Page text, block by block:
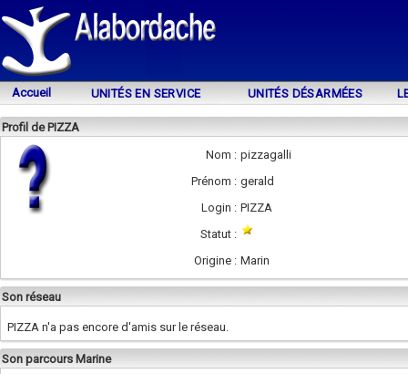
Accueil UNITÉS EN SERVICE UNITÉS DÉSARMÉES
Profil de PIZZA
Nom : pizzagalli
Prénom : gerald
Login : PIZZA
Statut :
Origine : Marin
Son réseau
PIZZA n'a pas encore d'amis sur le réseau.
Son parcours Marine